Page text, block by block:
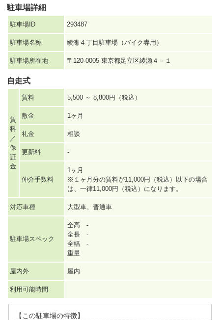
駐車場詳細
駐車場ID 293487
駐車場名称 綾瀬４丁目駐車場（バイク専用）
駐車場所在地 〒120-0005 東京都足立区綾瀬４－１
自走式
賃
料
／
保
証
金
賃料 5,500 ～ 8,800円（税込）
敷金 1ヶ月
礼金 相談
更新料 -
仲介手数料
1ヶ月
※１ヶ月分の賃料が11,000円（税込）以下の場合
は、一律11,000円（税込）になります。
対応車種 大型車、普通車
駐車場スペック
全高 -
全長 -
全幅 -
重量
屋内外 屋内
利用可能時間
【この駐車場の特徴】